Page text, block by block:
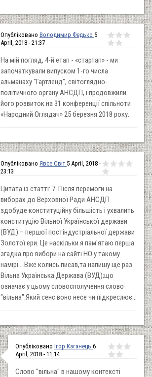
Опубліковано Володимир Федько 5
April, 2018 - 21:37
На мій погляд, 4-й етап - «стартап» - ми
започаткували випуском 1-го числа
альманаху "Гартленд", світоглядно-
політичного органу АНСДП, і продовжили
його розвиток на 31 конференції спільноти
«Народний Оглядач» 25 березня 2018 року.
Опубліковано Явсе Світ 5 April, 2018 -
23:13
Цитата із статті: 7. Після перемоги на
виборах до Верховної Ради АНСДП
здобуде конституційну більшість і ухвалить
конституцію Вільної Української держави
(ВУД) – першої постіндустріальної держави
Золотої ери. Це наскільки я пам'ятаю перша
згадка про вибори на сайті НО у такому
намірі... Вже колись писав,та напишу ще раз.
Вільна Українська Держава (ВУД);що
означає у цьому словосполучення слово
"вільна".Який сенс воно несе чи підкреслює...
Опубліковано Ігор Каганець 6
April, 2018 - 11:14
Слово "вільна" в нашому контексті